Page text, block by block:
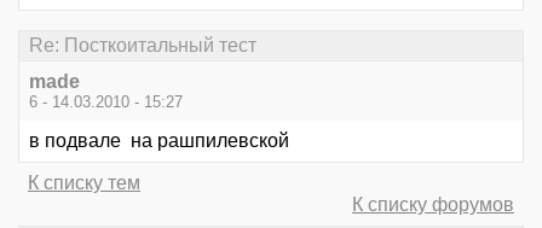
Re: Посткоитальный тест
made
6 - 14.03.2010 - 15:27
в подвале на рашпилевской
К списку тем
К списку форумов